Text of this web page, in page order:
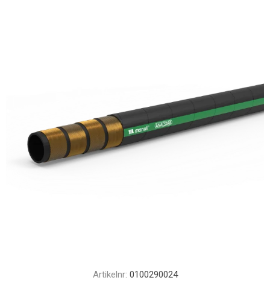
Artikelnr: 0100290024